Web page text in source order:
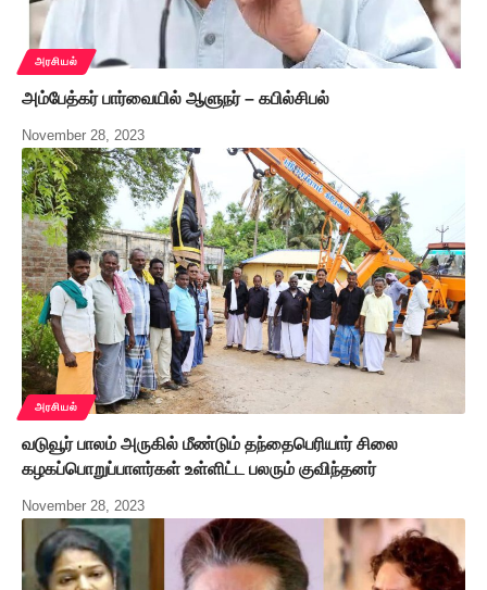
அரசியல்
அம்பேத்கர் பார்வையில் ஆளுநர் – கபில்சிபல்
November 28, 2023
அரசியல்
வடுவூர் பாலம் அருகில் மீண்டும் தந்தைபெரியார் சிலை
கழகப்பொறுப்பாளர்கள் உள்ளிட்ட பலரும் குவிந்தனர்
November 28, 2023